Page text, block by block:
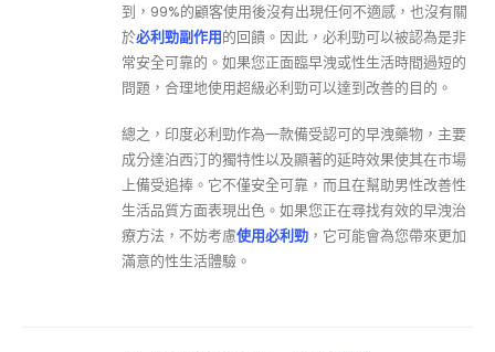
到，99%的顧客使用後沒有出現任何不適感，也沒有關
於必利勁副作用的回饋。因此，必利勁可以被認為是非
常安全可靠的。如果您正面臨早洩或性生活時間過短的
問題，合理地使用超級必利勁可以達到改善的目的。
總之，印度必利勁作為一款備受認可的早洩藥物，主要
成分達泊西汀的獨特性以及顯著的延時效果使其在市場
上備受追捧。它不僅安全可靠，而且在幫助男性改善性
生活品質方面表現出色。如果您正在尋找有效的早洩治
療方法，不妨考慮使用必利勁 ，它可能會為您帶來更加
滿意的性生活體驗。